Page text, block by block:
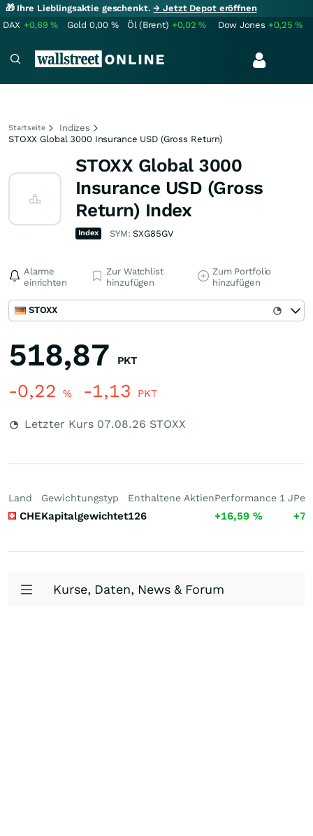
🎁 Ihre Lieblingsaktie geschenkt.→ Jetzt Depot eröffnen
DAX +0,69% Gold 0,00 % Öl (Brent) +0,02% Dow Jones +0,25%
Startseite
Indizes
STOXX Global 3000 Insurance USD (Gross Return)
STOXX Global 3000
Insurance USD (Gross
Return) Index
Index SYM:SXG85GV
Alarme
einrichten
Zur Watchlist
hinzufügen
Zum Portfolio
hinzufügen
STOXX
518,87 PKT
-0,22 % -1,13 PKT
Letzter Kurs 07.08.26 STOXX
Land
CHE
Gewichtungstyp
Kapitalgewichtet
Enthaltene Aktien
126
Performance 1 J
+16,59 %
Kurse, Daten, News & Forum